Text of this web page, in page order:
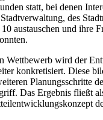
statt, bei denen
des
austauschen und ihre
Wettbewerb wird der
konkretisiert. Diese
Planungsschritte
Das Ergebnis fließt